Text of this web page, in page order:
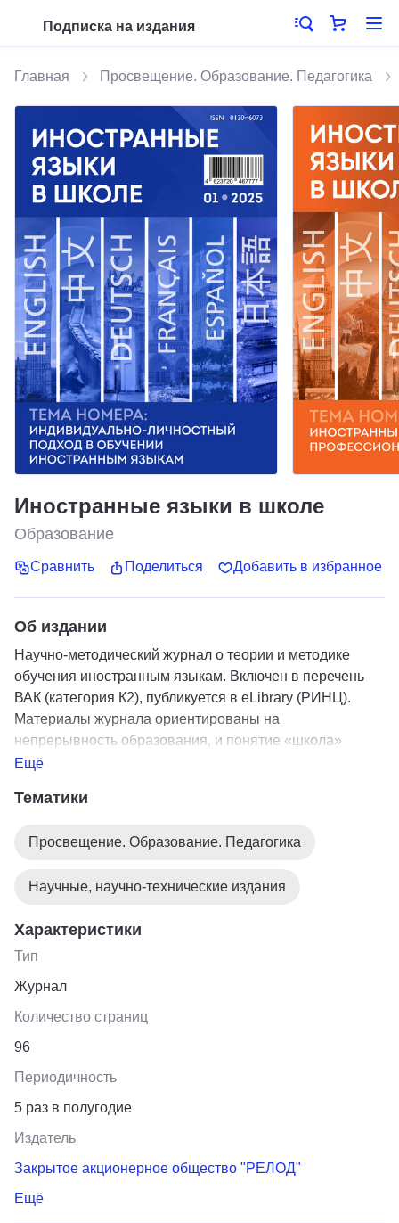
Подписка на издания
Главная Просвещение. Образование. Педагогика
Иностранные языки в школе
Образование
Сравнить Поделиться Добавить в избранное
Об издании
Научно-методический журнал о теории и методике
обучения иностранным языкам. Включен в перечень
ВАК (категория К2), публикуется в eLibrary (РИНЦ).
Материалы журнала ориентированы на
непрерывность образования, и понятие «школа»
включает в себя все уровни образовательной системы:
его страницах публикуются статьи ученых-
российских вузов, учителей, методистов, авторов
Ещё
Тематики
Просвещение. Образование. Педагогика
Научные, научно-технические издания
Характеристики
Тип
Журнал
Количество страниц
96
Периодичность
5 раз в полугодие
Издатель
Закрытое акционерное общество "РЕЛОД"
Ещё